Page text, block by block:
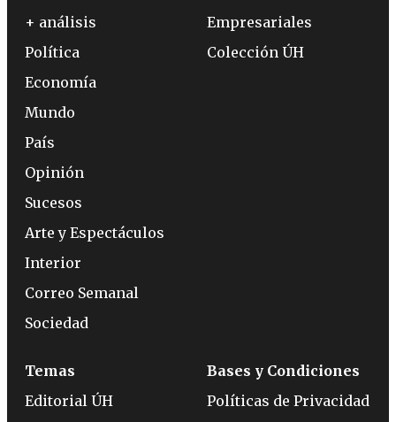
+ análisis
Política
Economía
Mundo
País
Opinión
Sucesos
Arte y Espectáculos
Interior
Correo Semanal
Sociedad
Empresariales
Colección ÚH
Temas
Editorial ÚH
Bases y Condiciones
Políticas de Privacidad